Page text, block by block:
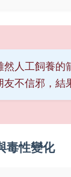
然人工飼養的
友不信邪，結
毒性變化